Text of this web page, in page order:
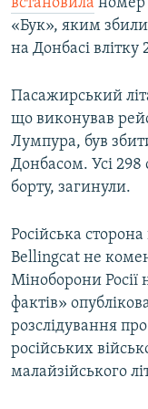
встановила номер
«Бук», яким збили
на Донбасі влітку
Пасажирський
що виконував
Лумпура, був
Донбасом. Усі 298
борту, загинули.
Російська
Bellingcat не
Міноборони
фактів»
розслідування
російських
малайзійського